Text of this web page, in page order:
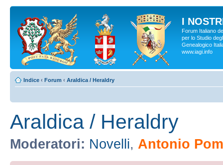
I
Forum Italiano
per lo Studio
Genealogico
www.iagi.info
Indice ‹ Forum ‹ Araldica / Heraldry
Araldica / Heraldry
Moderatori: Novelli, Antonio